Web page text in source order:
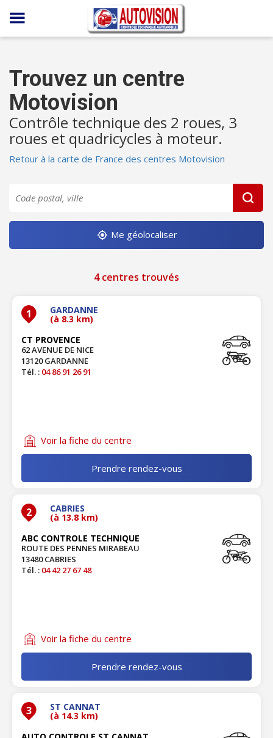
Panneau de gestion des cookies
Trouvez un centre
Motovision
Contrôle technique des 2 roues, 3
roues et quadricycles à moteur.
Retour à la carte de France des centres Motovision
Me géolocaliser
4 centres trouvés
1 GARDANNE
(à 8.3 km)
CT PROVENCE
62 AVENUE DE NICE
13120 GARDANNE
Tél. : 04 86 91 26 91
Voir la fiche du centre
Prendre rendez-vous
2 CABRIES
(à 13.8 km)
ABC CONTROLE TECHNIQUE
ROUTE DES PENNES MIRABEAU
13480 CABRIES
Tél. : 04 42 27 67 48
Voir la fiche du centre
Prendre rendez-vous
3 ST CANNAT
(à 14.3 km)